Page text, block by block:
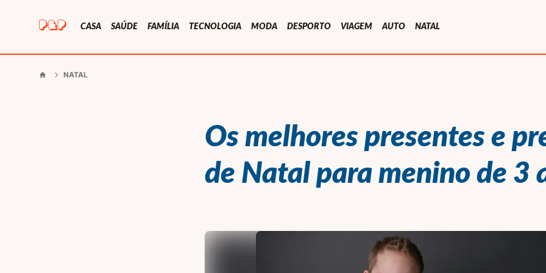
Presentes e Prendas
CASA SAÚDE FAMÍLIA TECNOLOGIA MODA DESPORTO VIAGEM AUTO NATAL
NATAL
Os melhores presentes e
de Natal para menino de 3